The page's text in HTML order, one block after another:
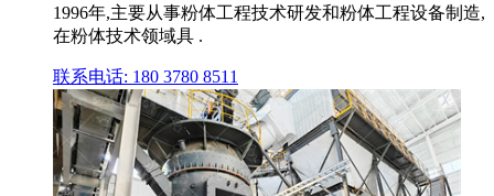
1996年,主要从事粉体工程技术研发和粉体工程设备制造,
在粉体技术领域具 .
联系电话: 180 3780 8511